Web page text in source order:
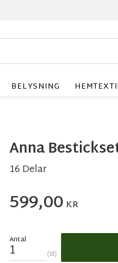
BELYSNING
Anna
16 Delar
599,00 KR
Antal
st